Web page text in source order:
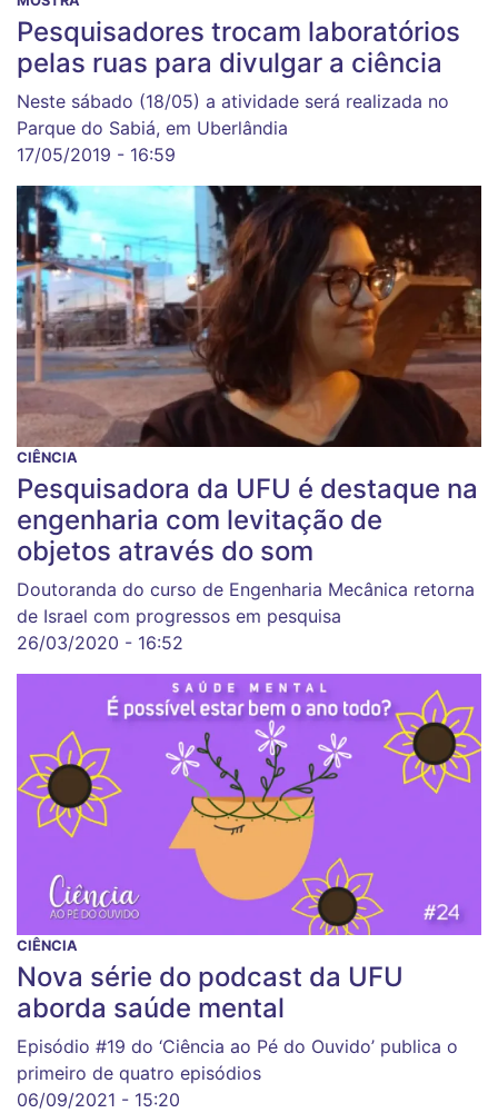
Pesquisadores trocam laboratórios
pelas ruas para divulgar a ciência
Neste sábado (18/05) a atividade será realizada no
Parque do Sabiá, em Uberlândia
17/05/2019 - 16:59
CIÊNCIA
Pesquisadora da UFU é destaque na
engenharia com levitação de
objetos através do som
Doutoranda do curso de Engenharia Mecânica retorna
de Israel com progressos em pesquisa
26/03/2020 - 16:52
CIÊNCIA
Nova série do podcast da UFU
aborda saúde mental
Episódio #19 do ‘Ciência ao Pé do Ouvido’ publica o
primeiro de quatro episódios
06/09/2021 - 15:20